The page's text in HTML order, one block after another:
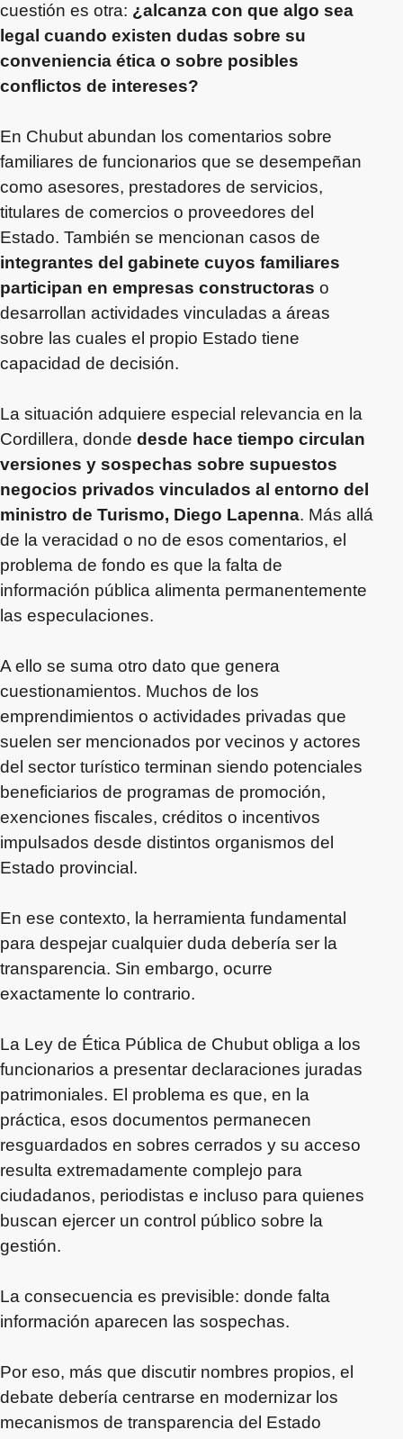
cuestión es otra: ¿alcanza con que algo sea
legal cuando existen dudas sobre su
conveniencia ética o sobre posibles
conflictos de intereses?
En Chubut abundan los comentarios sobre
familiares de funcionarios que se desempeñan
como asesores, prestadores de servicios,
titulares de comercios o proveedores del
Estado. También se mencionan casos de
integrantes del gabinete cuyos familiares
participan en empresas constructoras o
desarrollan actividades vinculadas a áreas
sobre las cuales el propio Estado tiene
capacidad de decisión.
La situación adquiere especial relevancia en la
Cordillera, donde desde hace tiempo circulan
versiones y sospechas sobre supuestos
negocios privados vinculados al entorno del
ministro de Turismo, Diego Lapenna. Más allá
de la veracidad o no de esos comentarios, el
problema de fondo es que la falta de
información pública alimenta permanentemente
las especulaciones.
A ello se suma otro dato que genera
cuestionamientos. Muchos de los
emprendimientos o actividades privadas que
suelen ser mencionados por vecinos y actores
del sector turístico terminan siendo potenciales
beneficiarios de programas de promoción,
exenciones fiscales, créditos o incentivos
impulsados desde distintos organismos del
Estado provincial.
En ese contexto, la herramienta fundamental
para despejar cualquier duda debería ser la
transparencia. Sin embargo, ocurre
exactamente lo contrario.
La Ley de Ética Pública de Chubut obliga a los
funcionarios a presentar declaraciones juradas
patrimoniales. El problema es que, en la
práctica, esos documentos permanecen
resguardados en sobres cerrados y su acceso
resulta extremadamente complejo para
ciudadanos, periodistas e incluso para quienes
buscan ejercer un control público sobre la
gestión.
La consecuencia es previsible: donde falta
información aparecen las sospechas.
Por eso, más que discutir nombres propios, el
debate debería centrarse en modernizar los
mecanismos de transparencia del Estado